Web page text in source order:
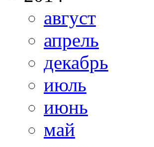
август
апрель
декабрь
июль
июнь
май